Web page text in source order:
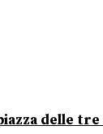
delle